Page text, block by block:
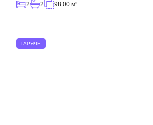
2 2 98.00 м²
ГАРЯЧЕ